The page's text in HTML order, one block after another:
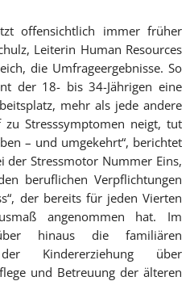
offensichtlich immer früher
Leiterin Human Resources
die Umfrageergebnisse. So
der 18- bis 34-Jährigen eine
mehr als jede andere
Stresssymptomen neigt, tut
– und umgekehrt“, berichtet
der Stressmotor Nummer Eins,
beruflichen Verpflichtungen
der bereits für jeden Vierten
angenommen hat. Im
hinaus die familiären
Kindererziehung über
und Betreuung der älteren